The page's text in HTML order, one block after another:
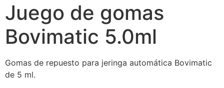
Juego de gomas
Bovimatic 5.0ml
Gomas de repuesto para jeringa automática Bovimatic
de 5 ml.